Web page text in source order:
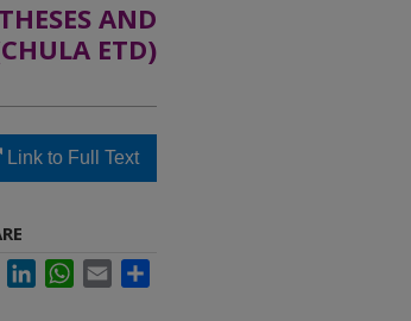
AND
ETD)
Link to Full Text
FacebookLinkedInWhatsApp
Email